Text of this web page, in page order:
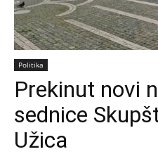
Politika
Prekinut novi
sednice
Užica